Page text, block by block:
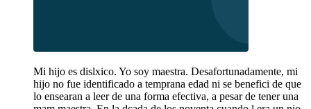
Mi hijo es dislxico. Yo soy maestra. Desafortunadamente, mi
hijo no fue identificado a temprana edad ni se benefici de que
lo ensearan a leer de una forma efectiva, a pesar de tener una